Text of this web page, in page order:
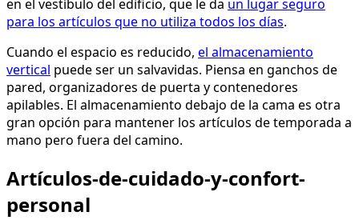
en el vestíbulo del edificio, que le da un lugar seguro
para los artículos que no utiliza todos los días.
Cuando el espacio es reducido, el almacenamiento
vertical puede ser un salvavidas. Piensa en ganchos de
pared, organizadores de puerta y contenedores
apilables. El almacenamiento debajo de la cama es otra
gran opción para mantener los artículos de temporada a
mano pero fuera del camino.
Artículos-de-cuidado-y-confort-
personal